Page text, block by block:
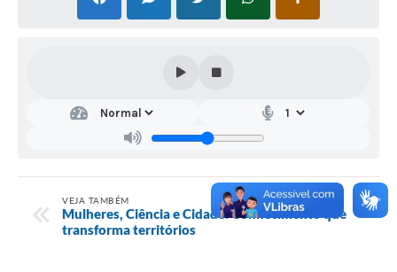
VEJA TAMBÉM
Mulheres, Ciência e Cidade: Conhecimento que
transforma territórios